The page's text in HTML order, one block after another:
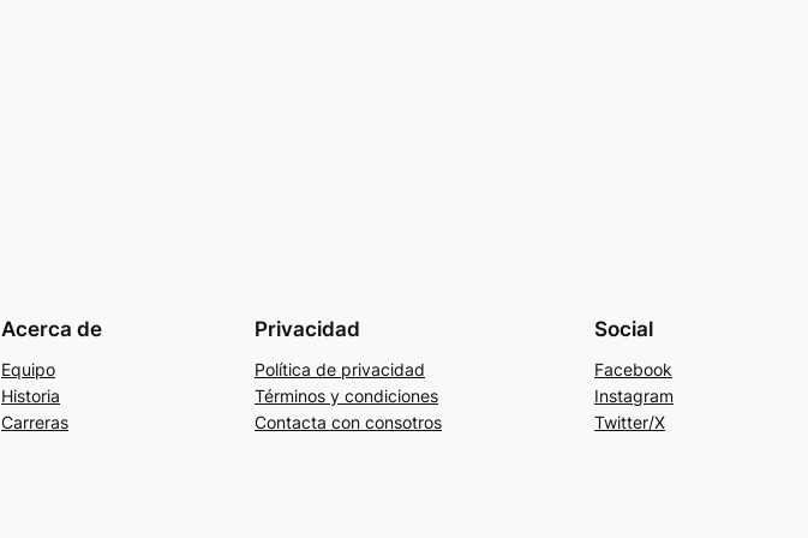
Acerca de
Equipo
Historia
Carreras
Privacidad
Política de privacidad
Términos y condiciones
Contacta con consotros
Social
Facebook
Instagram
Twitter/X